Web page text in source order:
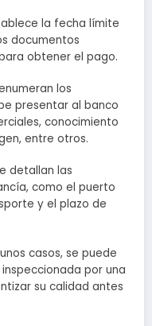
la fecha límite
documentos
obtener el pago.
los
presentar al banco
conocimiento
entre otros.
detallan las
como el puerto
y el plazo de
casos, se puede
por una
su calidad antes